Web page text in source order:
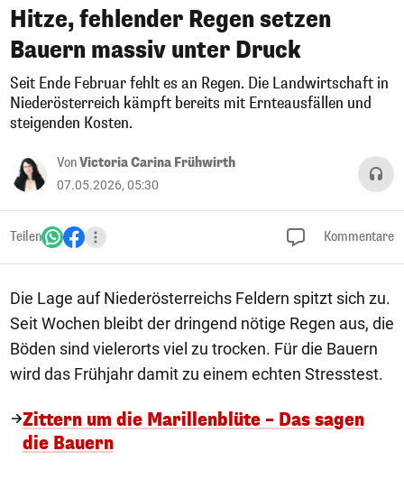
Hitze, fehlender Regen setzen
Bauern massiv unter Druck
Seit Ende Februar fehlt es an Regen. Die Landwirtschaft in
Niederösterreich kämpft bereits mit Ernteausfällen und
steigenden Kosten.
VonVictoria Carina Frühwirth
07.05.2026, 05:30
Teilen Kommentare
Die Lage auf Niederösterreichs Feldern spitzt sich zu.
Seit Wochen bleibt der dringend nötige Regen aus, die
Böden sind vielerorts viel zu trocken. Für die Bauern
wird das Frühjahr damit zu einem echten Stresstest.
Zittern um die Marillenblüte – Das sagen
die Bauern